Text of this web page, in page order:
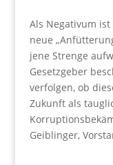
Als Negativum
neue
jene Strenge
Gesetzgeber
verfolgen, ob
Zukunft als
Geiblinger,